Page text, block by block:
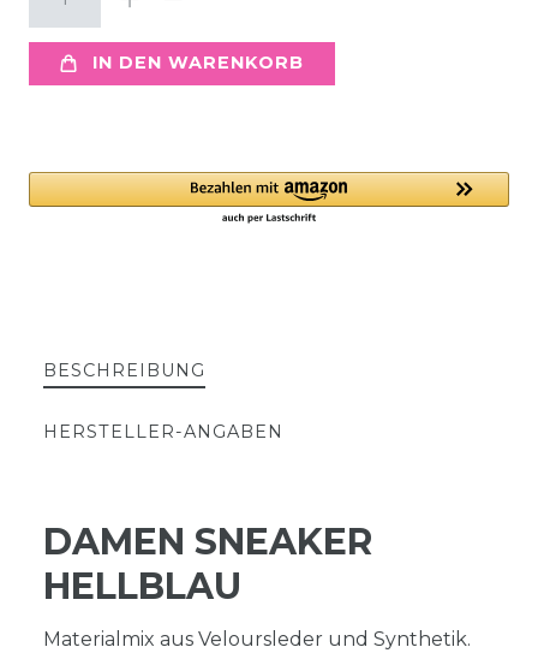
IN DEN WARENKORB
BESCHREIBUNG
HERSTELLER-ANGABEN
DAMEN SNEAKER
HELLBLAU
Materialmix aus Veloursleder und Synthetik.